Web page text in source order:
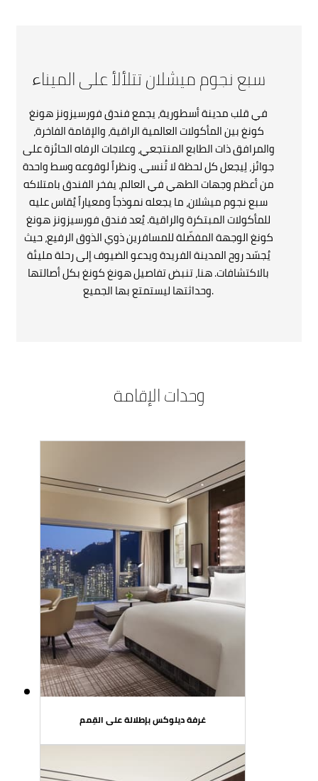
سبع نجوم ميشلان تتلألأ على الميناء
في قلب مدينة أسطورية، يجمع فندق فورسيزونز هونغ
كونغ بين المأكولات العالمية الراقية، والإقامة الفاخرة،
والمرافق ذات الطابع المنتجعي، وعلاجات الرفاه الحائزة على
جوائز، لِيجعل كل لحظة لا تُنسى. ونظراً لوقوعه وسط واحدة
من أعظم وجهات الطهي في العالم، يفخر الفندق بامتلاكه
سبع نجوم ميشلان، ما يجعله نموذجاً ومعياراً يُقاس عليه
للمأكولات المبتكرة والراقية. يُعد فندق فورسيزونز هونغ
كونغ الوجهة المفضّلة للمسافرين ذوي الذوق الرفيع، حيث
يُجسّد روح المدينة الفريدة ويدعو الضيوف إلى رحلة مليئة
بالاكتشافات. هنا، تنبض تفاصيل هونغ كونغ بكل أصالتها
وحداثتها ليستمتع بها الجميع.
وحدات الإقامة
غرفة ديلوكس بإطلالة على القِمم